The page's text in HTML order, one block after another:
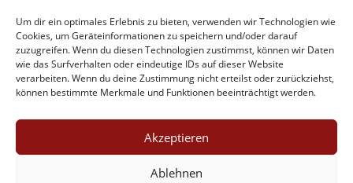
Um dir ein optimales Erlebnis zu bieten, verwenden wir Technologien wie
Cookies, um Geräteinformationen zu speichern und/oder darauf
zuzugreifen. Wenn du diesen Technologien zustimmst, können wir Daten
wie das Surfverhalten oder eindeutige IDs auf dieser Website
verarbeiten. Wenn du deine Zustimmung nicht erteilst oder zurückziehst,
können bestimmte Merkmale und Funktionen beeinträchtigt werden.
Akzeptieren
Ablehnen
E-Mail: info@bwabonn.de